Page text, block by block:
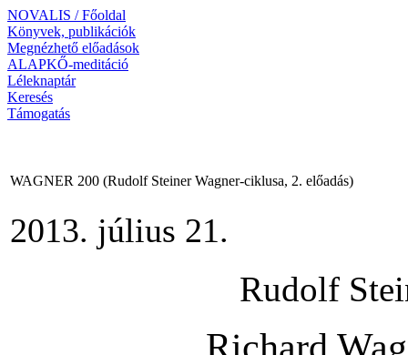
NOVALIS / Főoldal
Könyvek, publikációk
Megnézhető előadások
ALAPKŐ-meditáció
Léleknaptár
Keresés
Támogatás
WAGNER 200 (Rudolf Steiner Wagner-ciklusa, 2. előadás)
2013. július 21.
Rudolf
Richard